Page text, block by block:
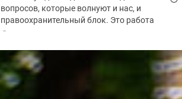
вопросов, которые волнуют и нас, и
правоохранительный блок. Это работа
по...